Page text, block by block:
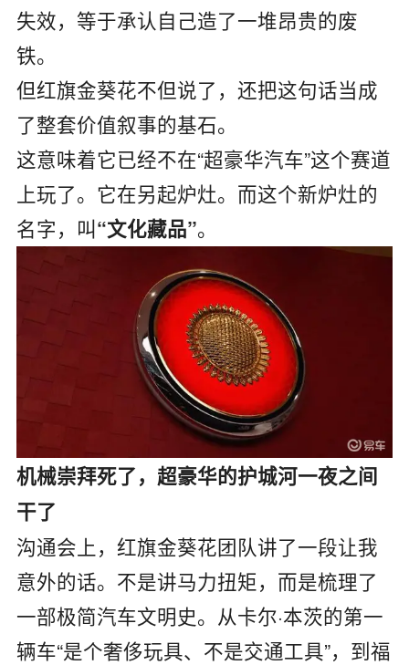
失效，等于承认自己造了一堆昂贵的废
铁。
但红旗金葵花不但说了，还把这句话当成
了整套价值叙事的基石。
这意味着它已经不在“超豪华汽车”这个赛道
上玩了。它在另起炉灶。而这个新炉灶的
名字，叫“文化藏品”。
机械崇拜死了，超豪华的护城河一夜之间
干了
沟通会上，红旗金葵花团队讲了一段让我
意外的话。不是讲马力扭矩，而是梳理了
一部极简汽车文明史。从卡尔·本茨的第一
辆车“是个奢侈玩具、不是交通工具”，到福